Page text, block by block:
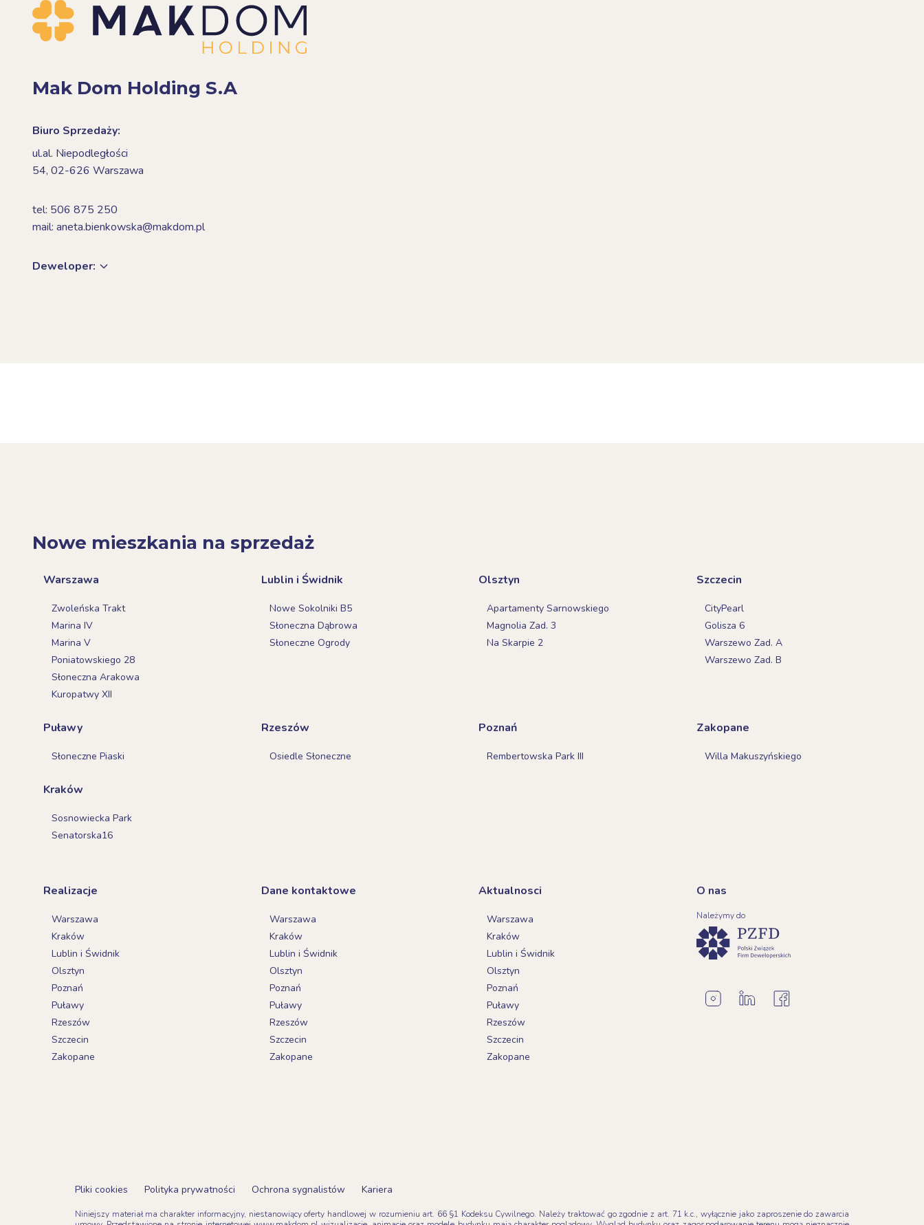
Mak Dom Holding S.A
Biuro Sprzedaży:
ul.al. Niepodległości
54, 02-626 Warszawa
tel: 506 875 250
mail: aneta.bienkowska@makdom.pl
Deweloper:
Nowe mieszkania na sprzedaż
Warszawa
Zwoleńska Trakt
Marina IV
Marina V
Poniatowskiego 28
Słoneczna Arakowa
Kuropatwy XII
Lublin i Świdnik
Nowe Sokolniki B5
Słoneczna Dąbrowa
Słoneczne Ogrody
Olsztyn
Apartamenty Sarnowskiego
Magnolia Zad. 3
Na Skarpie 2
Szczecin
CityPearl
Golisza 6
Warszewo Zad. A
Warszewo Zad. B
Puławy
Słoneczne Piaski
Rzeszów
Osiedle Słoneczne
Poznań
Rembertowska Park III
Zakopane
Willa Makuszyńskiego
Kraków
Sosnowiecka Park
Senatorska16
Realizacje
Warszawa
Kraków
Lublin i Świdnik
Olsztyn
Poznań
Puławy
Rzeszów
Szczecin
Zakopane
Dane kontaktowe
Warszawa
Kraków
Lublin i Świdnik
Olsztyn
Poznań
Puławy
Rzeszów
Szczecin
Zakopane
Aktualnosci
Warszawa
Kraków
Lublin i Świdnik
Olsztyn
Poznań
Puławy
Rzeszów
Szczecin
Zakopane
O nas
Należymy do
Pliki cookies Polityka prywatności Ochrona sygnalistów Kariera
Niniejszy materiał ma charakter informacyjny, niestanowiący oferty handlowej w rozumieniu art. 66 §1 Kodeksu Cywilnego. Należy traktować go zgodnie z art. 71 k.c., wyłącznie jako zaproszenie do zawarcia